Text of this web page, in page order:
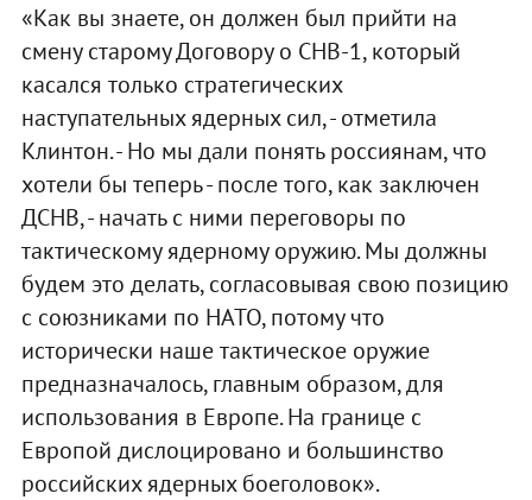
«Как вы знаете, он должен был прийти на
смену старому Договору о СНВ-1, который
касался только стратегических
наступательных ядерных сил, - отметила
Клинтон. - Но мы дали понять россиянам, что
хотели бы теперь - после того, как заключен
ДСНВ, - начать с ними переговоры по
тактическому ядерному оружию. Мы должны
будем это делать, согласовывая свою позицию
с союзниками по НАТО, потому что
исторически наше тактическое оружие
предназначалось, главным образом, для
использования в Европе. На границе с
Европой дислоцировано и большинство
российских ядерных боеголовок».